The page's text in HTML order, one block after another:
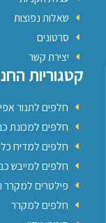
שאלות נפוצות
סרטונים
יצירת קשר
קטגוריות
חלפים לתנור
חלפים למכונת
חלפים למדיח
חלפים למייבש
פילטרים למקרר
חלפים למקרר